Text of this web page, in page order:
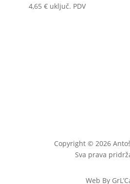
4,65 € uključ. PDV
Copyright © 2026
Sva prava
Web By